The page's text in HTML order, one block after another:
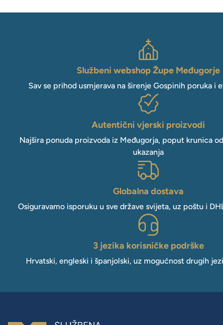
Službeni webshop Župe Međugorje
Sav se prihod usmjerava na širenje Gospinih poruka i
Autentični vjerski proizvodi
Najšira ponuda proizvoda iz Međugorja, poput krunica
ukazanja
Globalna dostava
Osiguravamo isporuku u sve države svijeta, uz poštu i
3 jezika korisničke podrške
Hrvatski, engleski i španjolski, uz mogućnost drugih